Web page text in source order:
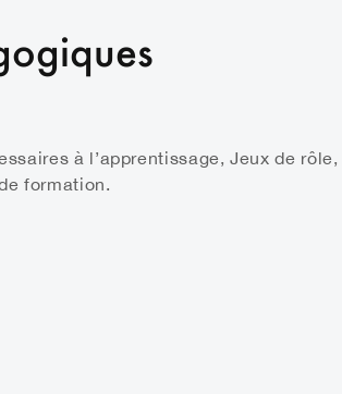
à l’apprentissage, Jeux de
formation.